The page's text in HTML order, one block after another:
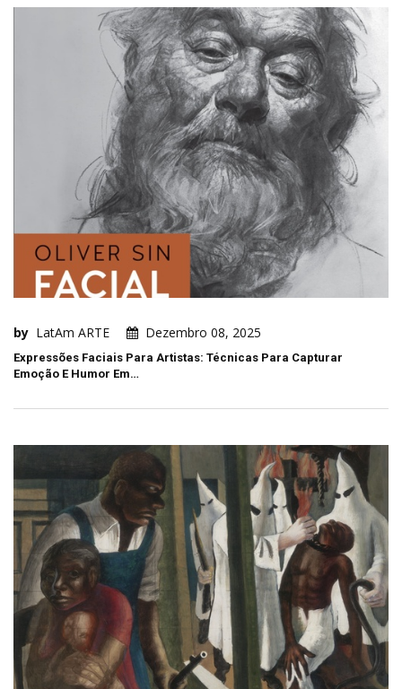
by LatAm ARTE Dezembro 08, 2025
Expressões Faciais Para Artistas: Técnicas Para Capturar
Emoção E Humor Em…